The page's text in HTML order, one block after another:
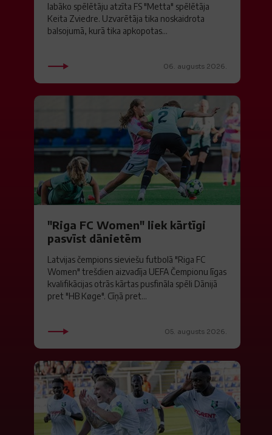
labāko spēlētāju atzīta FS "Metta" spēlētāja
Keita Zviedre. Uzvarētāja tika noskaidrota
balsojumā, kurā tika apkopotas...
06. augusts 2026.
"Riga FC Women" liek kārtīgi
pasvīst dānietēm
Latvijas čempions sieviešu futbolā "Riga FC
Women" trešdien aizvadīja UEFA Čempionu līgas
kvalifikācijas otrās kārtas pusfināla spēli Dānijā
pret "HB Køge". Cīņā pret...
05. augusts 2026.